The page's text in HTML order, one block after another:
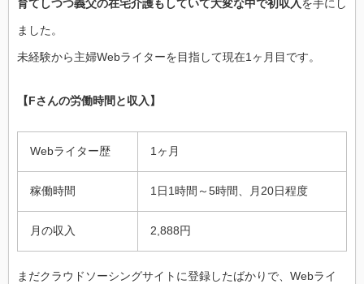
育てしつつ義父の在宅介護もしていて大変な中で初収入を手にし
ました。
未経験から主婦Webライターを目指して現在1ヶ月目です。
【Fさんの労働時間と収入】
Webライター歴 1ヶ月
稼働時間 1日1時間～5時間、月20日程度
月の収入 2,888円
まだクラウドソーシングサイトに登録したばかりで、Webライ